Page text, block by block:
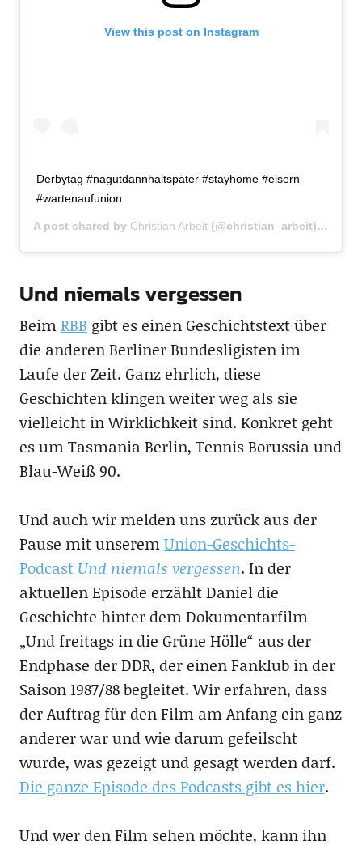
View this post on Instagram
Derbytag #nagutdannhaltspäter #stayhome #eisern
#wartenaufunion
A post shared by Christian Arbeit(@christian_arbeit) on
Und niemals vergessen
BeimRBB gibt es einen Geschichtstext über
die anderen Berliner Bundesligisten im
Laufe der Zeit. Ganz ehrlich, diese
Geschichten klingen weiter weg als sie
vielleicht in Wirklichkeit sind. Konkret geht
es um Tasmania Berlin, Tennis Borussia und
Blau-Weiß 90.
Und auch wir melden uns zurück aus der
Pause mit unseremUnion-Geschichts-
Podcast Und niemals vergessen. In der
aktuellen Episode erzählt Daniel die
Geschichte hinter dem Dokumentarfilm
„Und freitags in die Grüne Hölle“ aus der
Endphase der DDR, der einen Fanklub in der
Saison 1987/88 begleitet. Wir erfahren, dass
der Auftrag für den Film am Anfang ein ganz
anderer war und wie darum gefeilscht
wurde, was gezeigt und gesagt werden darf.
Die ganze Episode des Podcasts gibt es hier.
Und wer den Film sehen möchte, kann ihn